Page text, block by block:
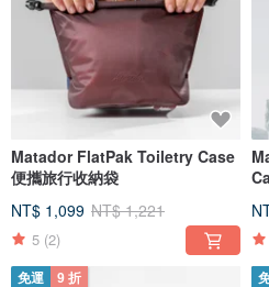
Matador FlatPak Toiletry Case
便攜旅行收納袋
NT$ 1,099 NT$ 1,221
5 (2)
免運 9 折